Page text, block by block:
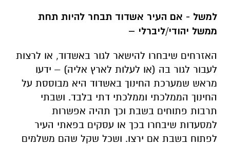
למשל - אם העיר אשדוד תבחר להיות תחת
ממשל יהודי/ליברלי –
האזרחים שיבחרו להישאר לגור באשדוד, או לרצות
לעבור לגור בה (או לעלות לארץ אליה) – ידעו
מראש שמערכת החינוך באשדוד היא מבוססת על
החינוך הממלכתי וממלכתי דתי בלבד. ושבתי
תרבות פתוחים בשבת וכך תהיה אפשרות
למסעדות שיבחרו בכך או עסקים בפאתי העיר
לפתוח בשבת אם ירצו. ושכל שקל שהם משלמים